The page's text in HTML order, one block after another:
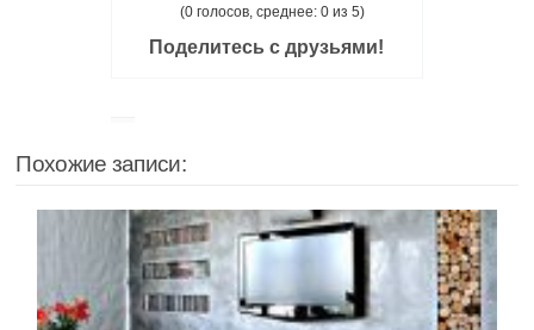
(0 голосов, среднее: 0 из 5)
Поделитесь с друзьями!
Похожие записи: